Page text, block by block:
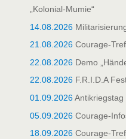
„Kolonial-Mumie“
14.08.2026
21.08.2026 Courage-
22.08.2026 Demo
22.08.2026 F.R.I.D.A
01.09.2026Antikriegstag
05.09.2026 Courage-
18.09.2026 Courage-